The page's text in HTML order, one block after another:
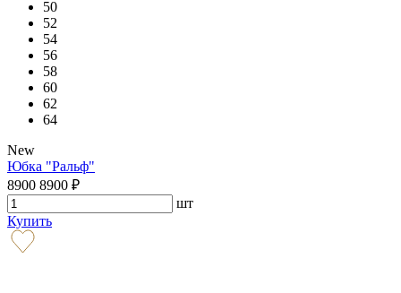
50
52
54
56
58
60
62
64
New
Юбка "Ральф"
8900 8900 ₽
шт
Купить